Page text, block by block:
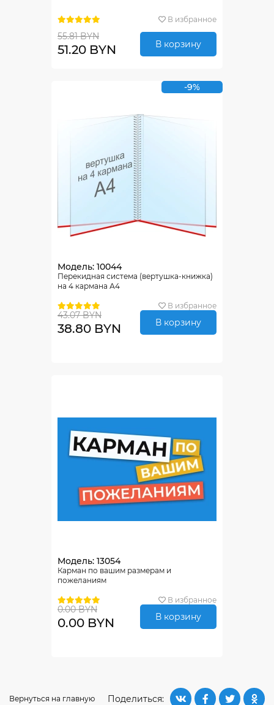
В избранное
55.81 BYN
51.20 BYN В корзину
-9%
Модель: 10044
Перекидная система (вертушка-книжка)
на 4 кармана А4
В избранное
43.07 BYN
38.80 BYN В корзину
Модель: 13054
Карман по вашим размерам и
пожеланиям
В избранное
0.00 BYN
0.00 BYN В корзину
Поделиться:
Вернуться на главную